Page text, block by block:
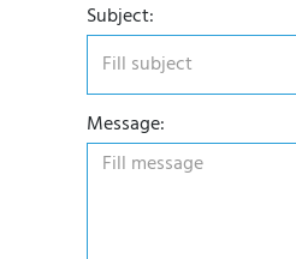
Subject:
Message: